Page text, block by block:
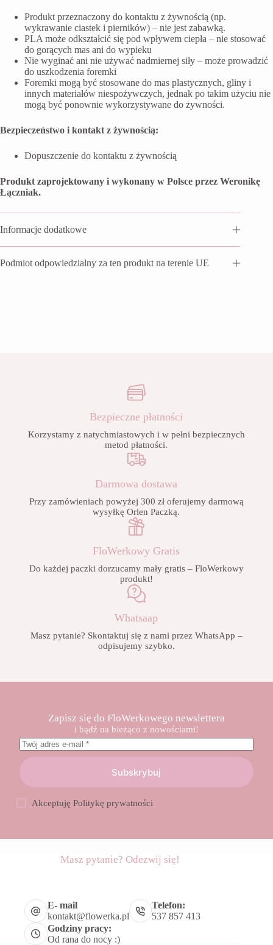
Produkt przeznaczony do kontaktu z żywnością (np.
wykrawanie ciastek i pierników) – nie jest zabawką.
PLA może odkształcić się pod wpływem ciepła – nie stosować
do gorących mas ani do wypieku
Nie wyginać ani nie używać nadmiernej siły – może prowadzić
do uszkodzenia foremki
Foremki mogą być stosowane do mas plastycznych, gliny i
innych materiałów niespożywczych, jednak po takim użyciu nie
mogą być ponownie wykorzystywane do żywności.
Bezpieczeństwo i kontakt z żywnością:
Dopuszczenie do kontaktu z żywnością
Produkt zaprojektowany i wykonany w Polsce przez Weronikę
Łączniak.
Informacje dodatkowe
Podmiot odpowiedzialny za ten produkt na terenie UE
Bezpieczne płatności
Korzystamy z natychmiastowych i w pełni bezpiecznych
metod płatności.
Darmowa dostawa
Przy zamówieniach powyżej 300 zł oferujemy darmową
wysyłkę Orlen Paczką.
FloWerkowy Gratis
Do każdej paczki dorzucamy mały gratis – FloWerkowy
produkt!
Whatsaap
Masz pytanie? Skontaktuj się z nami przez WhatsApp –
odpisujemy szybko.
Zapisz się do FloWerkowego newslettera
i bądź na bieżąco z nowościami!
Subskrybuj
AkceptujęPolitykę prywatności
Masz pytanie? Odezwij się!
E- mail
kontakt@flowerka.pl
Telefon:
537 857 413
Godziny pracy:
Od rana do nocy :)